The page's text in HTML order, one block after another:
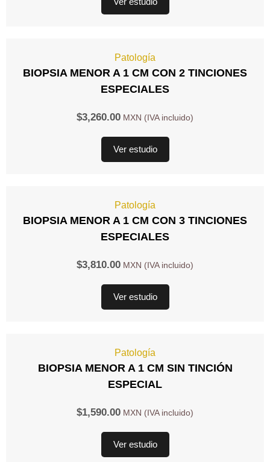
Patología
BIOPSIA MENOR A 1 CM CON 2 TINCIONES
ESPECIALES
$3,260.00
Ver estudio
Patología
BIOPSIA MENOR A 1 CM CON 3 TINCIONES
ESPECIALES
$3,810.00
Ver estudio
Patología
BIOPSIA MENOR A 1 CM SIN TINCIÓN
ESPECIAL
$1,590.00
Ver estudio